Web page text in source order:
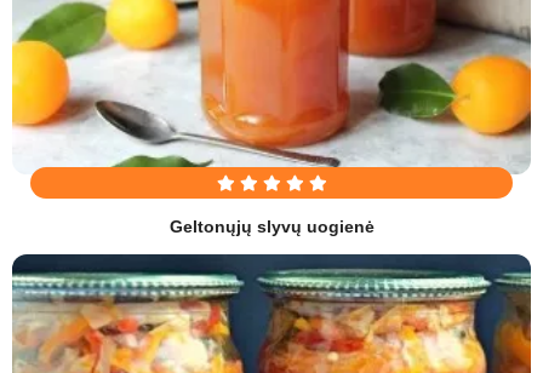
Geltonųjų slyvų uogienė